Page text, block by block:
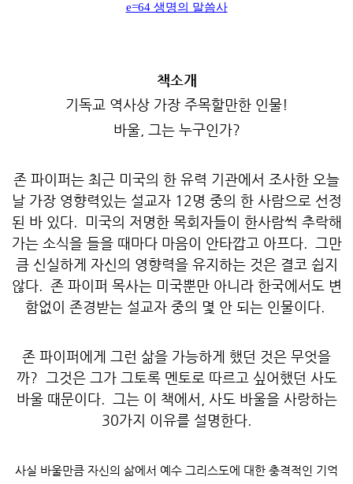
e=64 생명의 말씀사
책소개
기독교 역사상 가장 주목할만한 인물!
바울, 그는 누구인가?
존 파이퍼는 최근 미국의 한 유력 기관에서 조사한 오늘
날 가장 영향력있는 설교자 12명 중의 한 사람으로 선정
된 바 있다. 미국의 저명한 목회자들이 한사람씩 추락해
가는 소식을 들을 때마다 마음이 안타깝고 아프다. 그만
큼 신실하게 자신의 영향력을 유지하는 것은 결코 쉽지
않다. 존 파이퍼 목사는 미국뿐만 아니라 한국에서도 변
함없이 존경받는 설교자 중의 몇 안 되는 인물이다.
존 파이퍼에게 그런 삶을 가능하게 했던 것은 무엇을
까? 그것은 그가 그토록 멘토로 따르고 싶어했던 사도
바울 때문이다. 그는 이 책에서, 사도 바울을 사랑하는
30가지 이유를 설명한다.
사실 바울만큼 자신의 삶에서 예수 그리스도에 대한 충격적인 기억